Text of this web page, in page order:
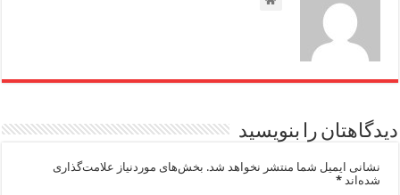
دیدگاهتان را بنویسید
نشانی ایمیل شما منتشر نخواهد شد. بخش‌های موردنیاز علامت‌گذاری
شده‌اند*